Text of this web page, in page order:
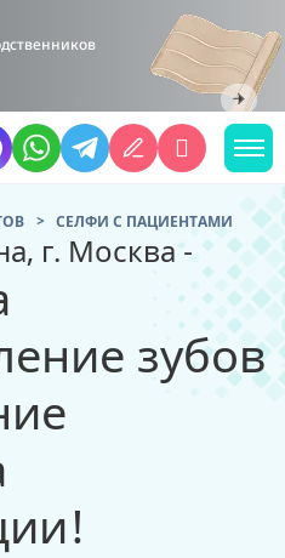
CЕЛФИ С ПАЦИЕНТАМИ
г. Москва -
зубов